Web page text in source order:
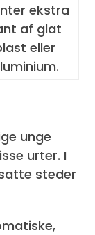
ekstra
af glat
eller
unge
urter. I
steder